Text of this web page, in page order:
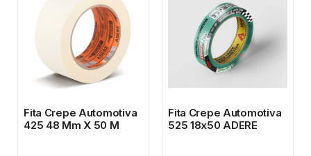
Fita Crepe Automotiva
425 48 Mm X 50 M
Fita Crepe Automotiva
525 18x50 ADERE